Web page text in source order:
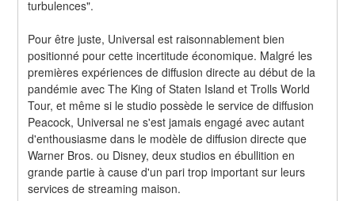
turbulences".
Pour être juste, Universal est raisonnablement bien
positionné pour cette incertitude économique. Malgré les
premières expériences de diffusion directe au début de la
pandémie avec The King of Staten Island et Trolls World
Tour, et même si le studio possède le service de diffusion
Peacock, Universal ne s'est jamais engagé avec autant
d'enthousiasme dans le modèle de diffusion directe que
Warner Bros. ou Disney, deux studios en ébullition en
grande partie à cause d'un pari trop important sur leurs
services de streaming maison.